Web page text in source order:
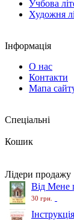
Учбова
Художня
Інформація
О нас
Контакти
Мапа
Спеціальні
Кошик
Лідери продажу
Від Мене
30 грн.